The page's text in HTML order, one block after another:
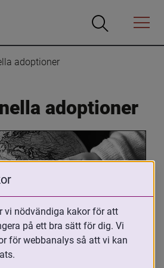
Öppna
Öppna
Menyn
adoptioner
adoptioner
adopterad,
arbetar med
vi nödvändiga kakor för att
på ett bra sätt för dig. Vi
för webbanalys så att vi kan